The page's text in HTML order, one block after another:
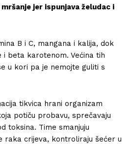
jer ispunjava želudac i
B i C, mangana i kalija, dok
i beta karotenom. Većina tih
u kori pa je nemojte guliti s
tikvica hrani organizam
potiču probavu, sprečavaju
toksina. Time smanjuju
raka crijeva, kontroliraju šećer u